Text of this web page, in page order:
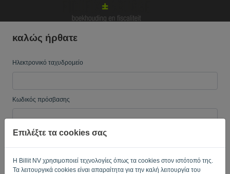
Επιλέξτε τα cookies σας
Η Billit NV χρησιμοποιεί τεχνολογίες όπως τα cookies στον ιστότοπό της.
Τα λειτουργικά cookies είναι απαραίτητα για την καλή λειτουργία του
καλώς ήρθατε
Ηλεκτρονικό ταχυδρομείο
Κωδικός πρόσβασης
ΕΊΣΟΔΟΣ